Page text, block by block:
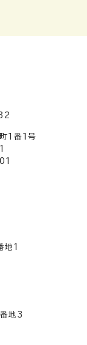
1番1号
地1
地3